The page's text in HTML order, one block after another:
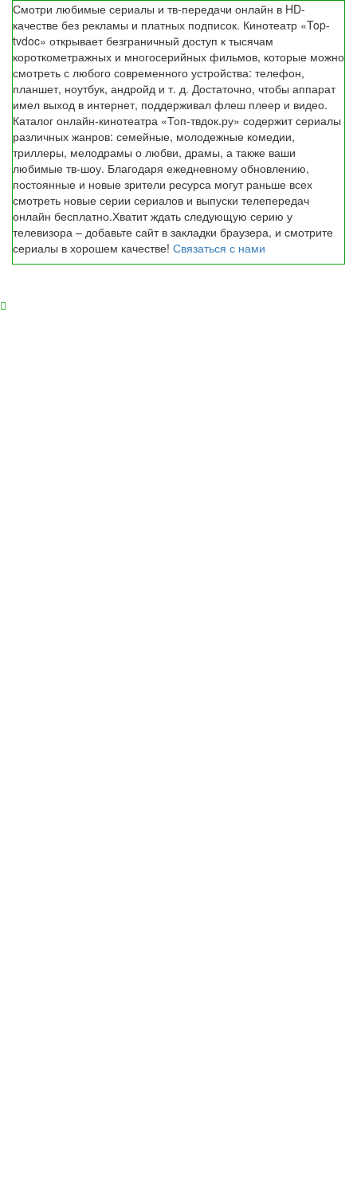
Смотри любимые сериалы и тв-передачи онлайн в HD-
качестве без рекламы и платных подписок. Кинотеатр «Top-
tvdoc» открывает безграничный доступ к тысячам
короткометражных и многосерийных фильмов, которые можно
смотреть с любого современного устройства: телефон,
планшет, ноутбук, андройд и т. д. Достаточно, чтобы аппарат
имел выход в интернет, поддерживал флеш плеер и видео.
Каталог онлайн-кинотеатра «Топ-твдок.ру» содержит сериалы
различных жанров: семейные, молодежные комедии,
триллеры, мелодрамы о любви, драмы, а также ваши
любимые тв-шоу. Благодаря ежедневному обновлению,
постоянные и новые зрители ресурса могут раньше всех
смотреть новые серии сериалов и выпуски телепередач
онлайн бесплатно.Хватит ждать следующую серию у
телевизора – добавьте сайт в закладки браузера, и смотрите
сериалы в хорошем качестве! Связаться с нами